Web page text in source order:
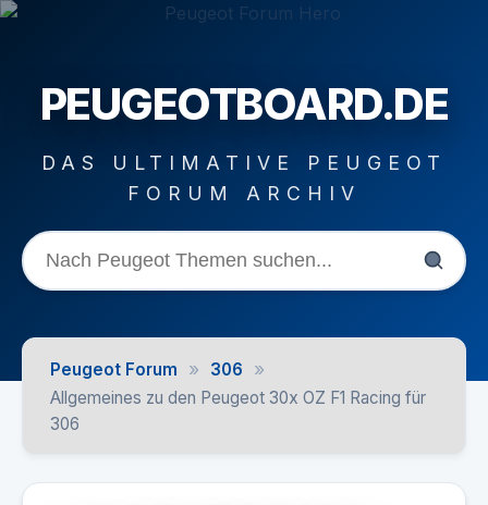
PEUGEOTBOARD.DE
DAS ULTIMATIVE PEUGEOT
FORUM ARCHIV
Peugeot Forum » 306 »
Allgemeines zu den Peugeot 30x OZ F1 Racing für
306